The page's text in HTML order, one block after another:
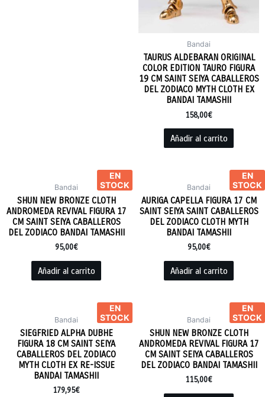
Bandai
TAURUS ALDEBARAN ORIGINAL
COLOR EDITION TAURO FIGURA
19 CM SAINT SEIYA CABALLEROS
DEL ZODIACO MYTH CLOTH EX
BANDAI TAMASHII
158,00€
Añadir al carrito
EN
STOCK
Bandai
SHUN NEW BRONZE CLOTH
ANDROMEDA REVIVAL FIGURA 17
CM SAINT SEIYA CABALLEROS
DEL ZODIACO BANDAI TAMASHII
95,00€
Añadir al carrito
EN
STOCK
Bandai
AURIGA CAPELLA FIGURA 17 CM
SAINT SEIYA SAINT CABALLEROS
DEL ZODIACO CLOTH MYTH
BANDAI TAMASHII
95,00€
Añadir al carrito
EN
STOCK
Bandai
SIEGFRIED ALPHA DUBHE
FIGURA 18 CM SAINT SEIYA
CABALLEROS DEL ZODIACO
MYTH CLOTH EX RE-ISSUE
BANDAI TAMASHII
179,95€
EN
STOCK
Bandai
SHUN NEW BRONZE CLOTH
ANDROMEDA REVIVAL FIGURA 17
CM SAINT SEIYA CABALLEROS
DEL ZODIACO BANDAI TAMASHII
115,00€